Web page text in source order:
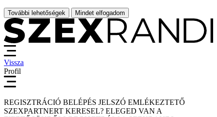
További lehetőségek Mindet elfogadom
Vissza
Profil
REGISZTRÁCIÓ BELÉPÉS JELSZÓ EMLÉKEZTETŐ
SZEXPARTNERT KERESEL? ELEGED VAN A